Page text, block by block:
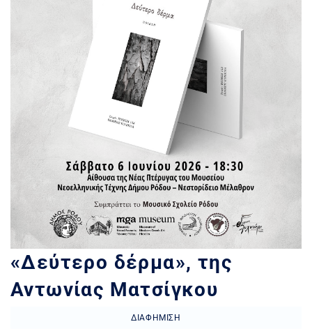
«Δεύτερο δέρμα», της
Αντωνίας Ματσίγκου
ΔΙΑΦΉΜΙΣΗ